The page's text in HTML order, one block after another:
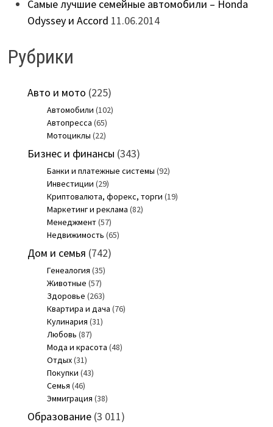
Самые лучшие семейные автомобили – Honda
Odyssey и Accord 11.06.2014
Рубрики
Авто и мото (225)
Автомобили (102)
Автопресса (65)
Мотоциклы (22)
Бизнес и финансы (343)
Банки и платежные системы (92)
Инвестиции (29)
Криптовалюта, форекс, торги (19)
Маркетинг и реклама (82)
Менеджмент(57)
Недвижимость (65)
Дом и семья (742)
Генеалогия (35)
Животные (57)
Здоровье (263)
Квартира и дача (76)
Кулинария (31)
Любовь (87)
Мода и красота (48)
Отдых(31)
Покупки (43)
Семья (46)
Эммиграция (38)
Образование(3 011)